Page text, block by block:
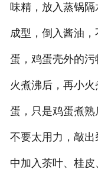
味精，放入蒸锅
成型，倒入酱油
蛋，鸡蛋壳外的
火煮沸后，再小
蛋，只是鸡蛋煮熟
不要太用力，敲
中加入茶叶、桂